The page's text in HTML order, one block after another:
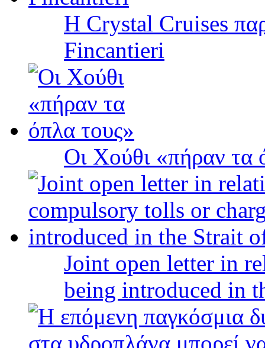
Η Crystal Cruises
Fincantieri
Οι Χούθι «πήραν τα
Joint open letter in
being introduced in